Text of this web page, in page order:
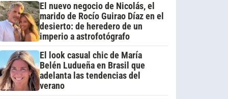
El nuevo negocio de Nicolás, el
marido de Rocío Guirao Díaz en el
desierto: de heredero de un
imperio a astrofotógrafo
El look casual chic de María
Belén Ludueña en Brasil que
adelanta las tendencias del
verano